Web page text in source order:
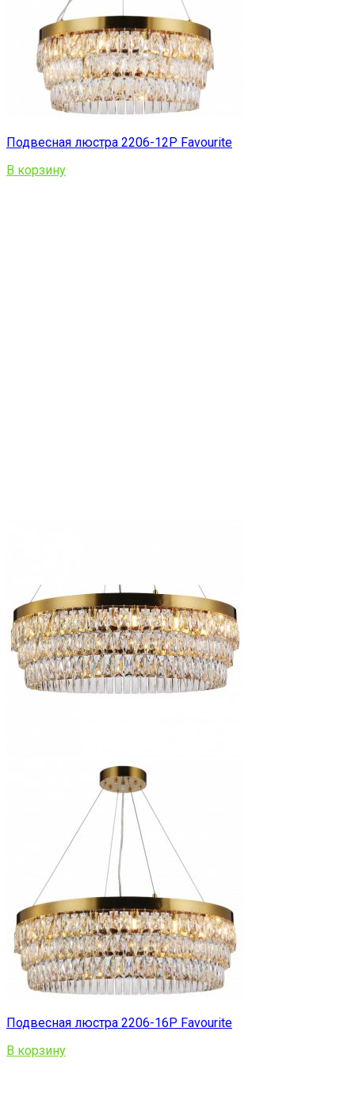
Подвесная люстра 2206-12P Favourite
В корзину
Подвесная люстра 2206-16P Favourite
В корзину